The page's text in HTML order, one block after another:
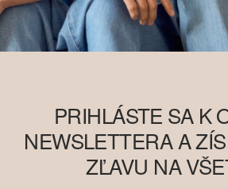
PRIHLÁSTE SA K
NEWSLETTERA A
ZĽAVU NA